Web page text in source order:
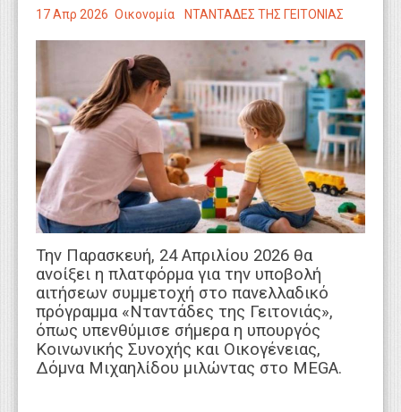
17 Απρ 2026 Οικονομία ΝΤΑΝΤΑΔΕΣ ΤΗΣ ΓΕΙΤΟΝΙΑΣ
Την Παρασκευή, 24 Απριλίου 2026 θα
ανοίξει η πλατφόρμα για την υποβολή
αιτήσεων συμμετοχή στο πανελλαδικό
πρόγραμμα «Νταντάδες της Γειτονιάς»,
όπως υπενθύμισε σήμερα η υπουργός
Κοινωνικής Συνοχής και Οικογένειας,
Δόμνα Μιχαηλίδου μιλώντας στο MEGA.
Βιβλιοθήκη Απόψεων
Κυτίο Παραπόνων Πολιτών
WEBTV